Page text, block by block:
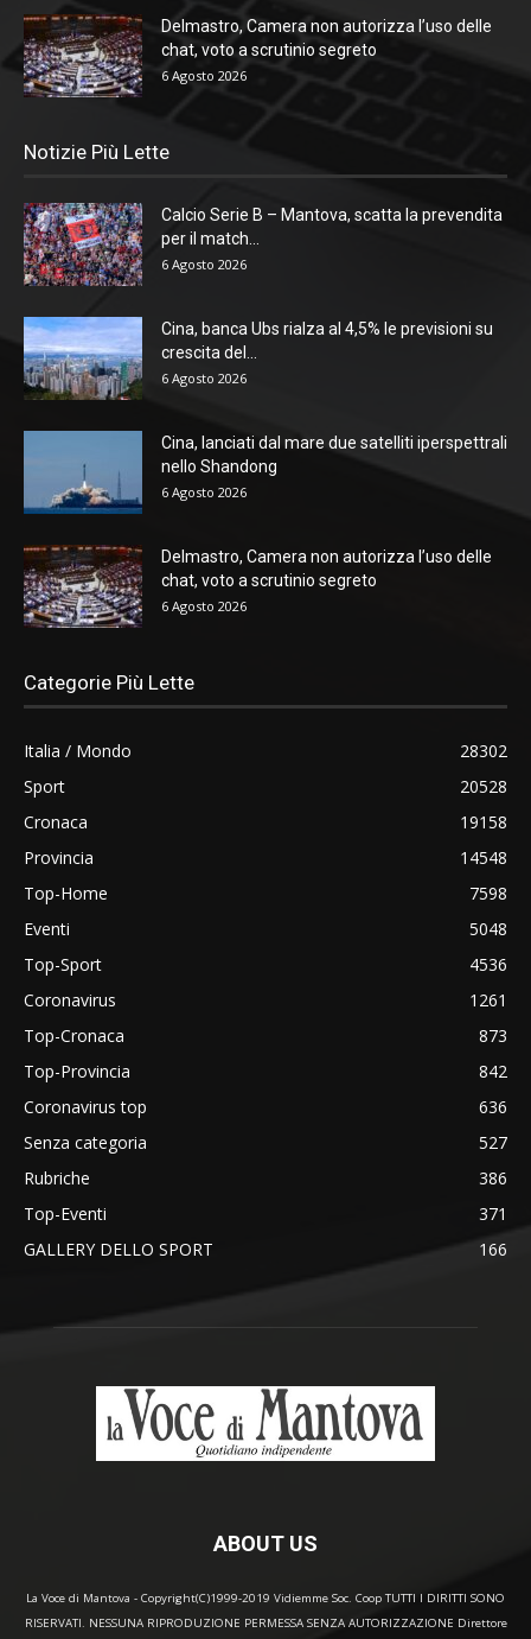
Delmastro, Camera non autorizza l’uso delle
chat, voto a scrutinio segreto
6 Agosto 2026
Notizie Più Lette
Calcio Serie B – Mantova, scatta la prevendita
per il match...
6 Agosto 2026
Cina, banca Ubs rialza al 4,5% le previsioni su
crescita del...
6 Agosto 2026
Cina, lanciati dal mare due satelliti iperspettrali
nello Shandong
6 Agosto 2026
Delmastro, Camera non autorizza l’uso delle
chat, voto a scrutinio segreto
6 Agosto 2026
Categorie Più Lette
Italia / Mondo
28302
Sport
20528
Cronaca
19158
Provincia
14548
Top-Home
7598
Eventi
5048
Top-Sport
4536
Coronavirus
1261
Top-Cronaca
873
Top-Provincia
842
Coronavirus top
636
Senza categoria
527
Rubriche
386
Top-Eventi
371
GALLERY DELLO SPORT
166
ABOUT US
La Voce di Mantova - Copyright(C)1999-2019 Vidiemme Soc. Coop TUTTI I DIRITTI SONO
RISERVATI. NESSUNA RIPRODUZIONE PERMESSA SENZA AUTORIZZAZIONE Direttore